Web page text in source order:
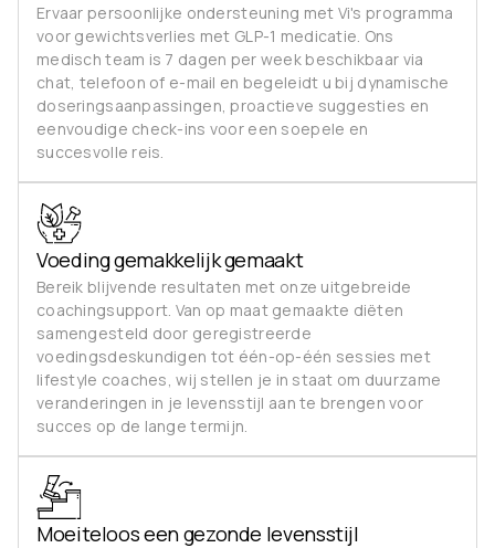
Ervaar persoonlijke ondersteuning met Vi's programma
voor gewichtsverlies met GLP-1 medicatie. Ons
medisch team is 7 dagen per week beschikbaar via
chat, telefoon of e-mail en begeleidt u bij dynamische
doseringsaanpassingen, proactieve suggesties en
eenvoudige check-ins voor een soepele en
succesvolle reis.
Voeding gemakkelijk gemaakt
Bereik blijvende resultaten met onze uitgebreide
coachingsupport. Van op maat gemaakte diëten
samengesteld door geregistreerde
voedingsdeskundigen tot één-op-één sessies met
lifestyle coaches, wij stellen je in staat om duurzame
veranderingen in je levensstijl aan te brengen voor
succes op de lange termijn.
Moeiteloos een gezonde levensstijl